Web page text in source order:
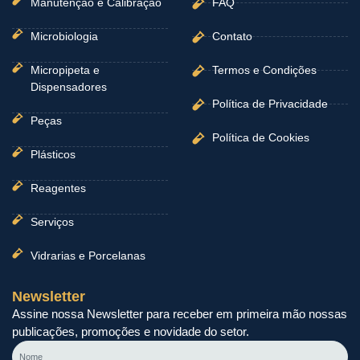
Manutenção e Calibração
Microbiologia
Micropipeta e
Dispensadores
Peças
Plásticos
Reagentes
Serviços
Vidrarias e Porcelanas
FAQ
Contato
Termos e Condições
Política de Privacidade
Política de Cookies
Newsletter
Assine nossa Newsletter para receber em primeira mão nossas
publicações, promoções e novidade do setor.
Nome